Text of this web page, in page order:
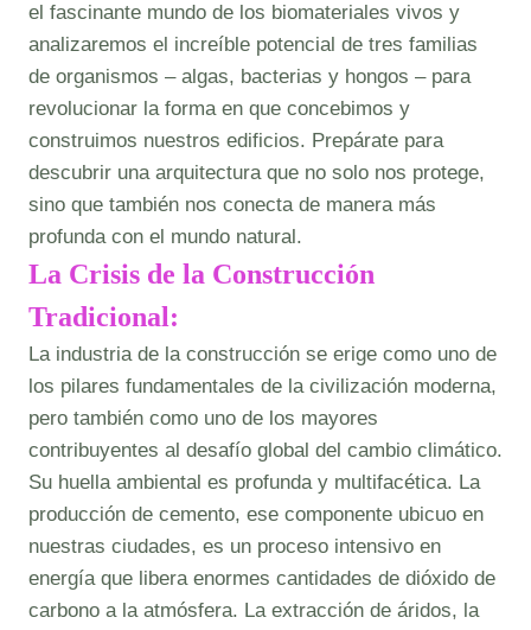
el fascinante mundo de los biomateriales vivos y
analizaremos el increíble potencial de tres familias
de organismos – algas, bacterias y hongos – para
revolucionar la forma en que concebimos y
construimos nuestros edificios. Prepárate para
descubrir una arquitectura que no solo nos protege,
sino que también nos conecta de manera más
profunda con el mundo natural.
La Crisis de la Construcción
Tradicional:
La industria de la construcción se erige como uno de
los pilares fundamentales de la civilización moderna,
pero también como uno de los mayores
contribuyentes al desafío global del cambio climático.
Su huella ambiental es profunda y multifacética. La
producción de cemento, ese componente ubicuo en
nuestras ciudades, es un proceso intensivo en
energía que libera enormes cantidades de dióxido de
carbono a la atmósfera. La extracción de áridos, la